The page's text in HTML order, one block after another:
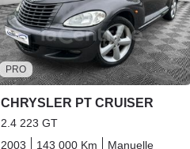
PRO
CHRYSLER PT CRUISER
2.4 223 GT
2003
143 000 Km Manuelle